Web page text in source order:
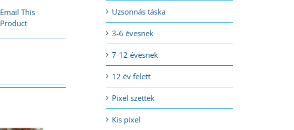
Email This
Product
Uzsonnás táska
3-6 évesnek
7-12 évesnek
12 év felett
Pixel szettek
Kis pixel